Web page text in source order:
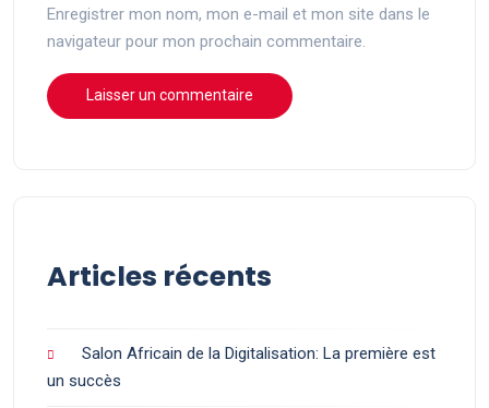
Enregistrer mon nom, mon e-mail et mon site dans le
navigateur pour mon prochain commentaire.
Articles récents
Salon Africain de la Digitalisation: La première est
un succès